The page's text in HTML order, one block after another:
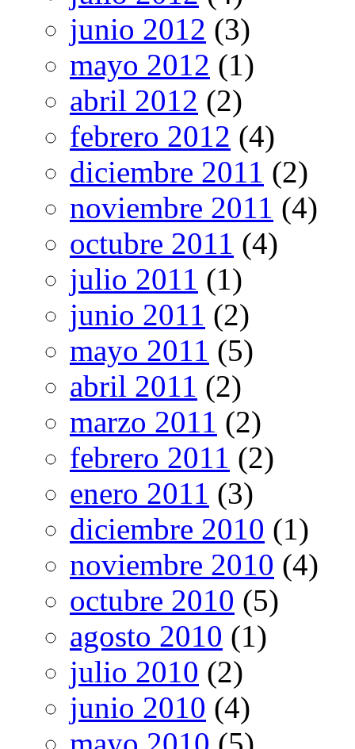
junio 2012 (3)
mayo 2012 (1)
abril 2012 (2)
febrero 2012 (4)
diciembre 2011 (2)
noviembre 2011 (4)
octubre 2011 (4)
julio 2011 (1)
junio 2011 (2)
mayo 2011 (5)
abril 2011 (2)
marzo 2011 (2)
febrero 2011 (2)
enero 2011 (3)
diciembre 2010 (1)
noviembre 2010 (4)
octubre 2010 (5)
agosto 2010 (1)
julio 2010 (2)
junio 2010 (4)